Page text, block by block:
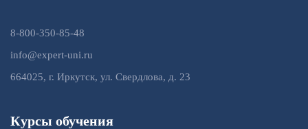
8-800-350-85-48
info@expert-uni.ru
664025, г. Иркутск, ул. Свердлова, д. 23
Курсы обучения